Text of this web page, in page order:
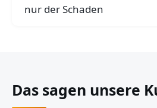
nur der Schaden
Das sagen unsere